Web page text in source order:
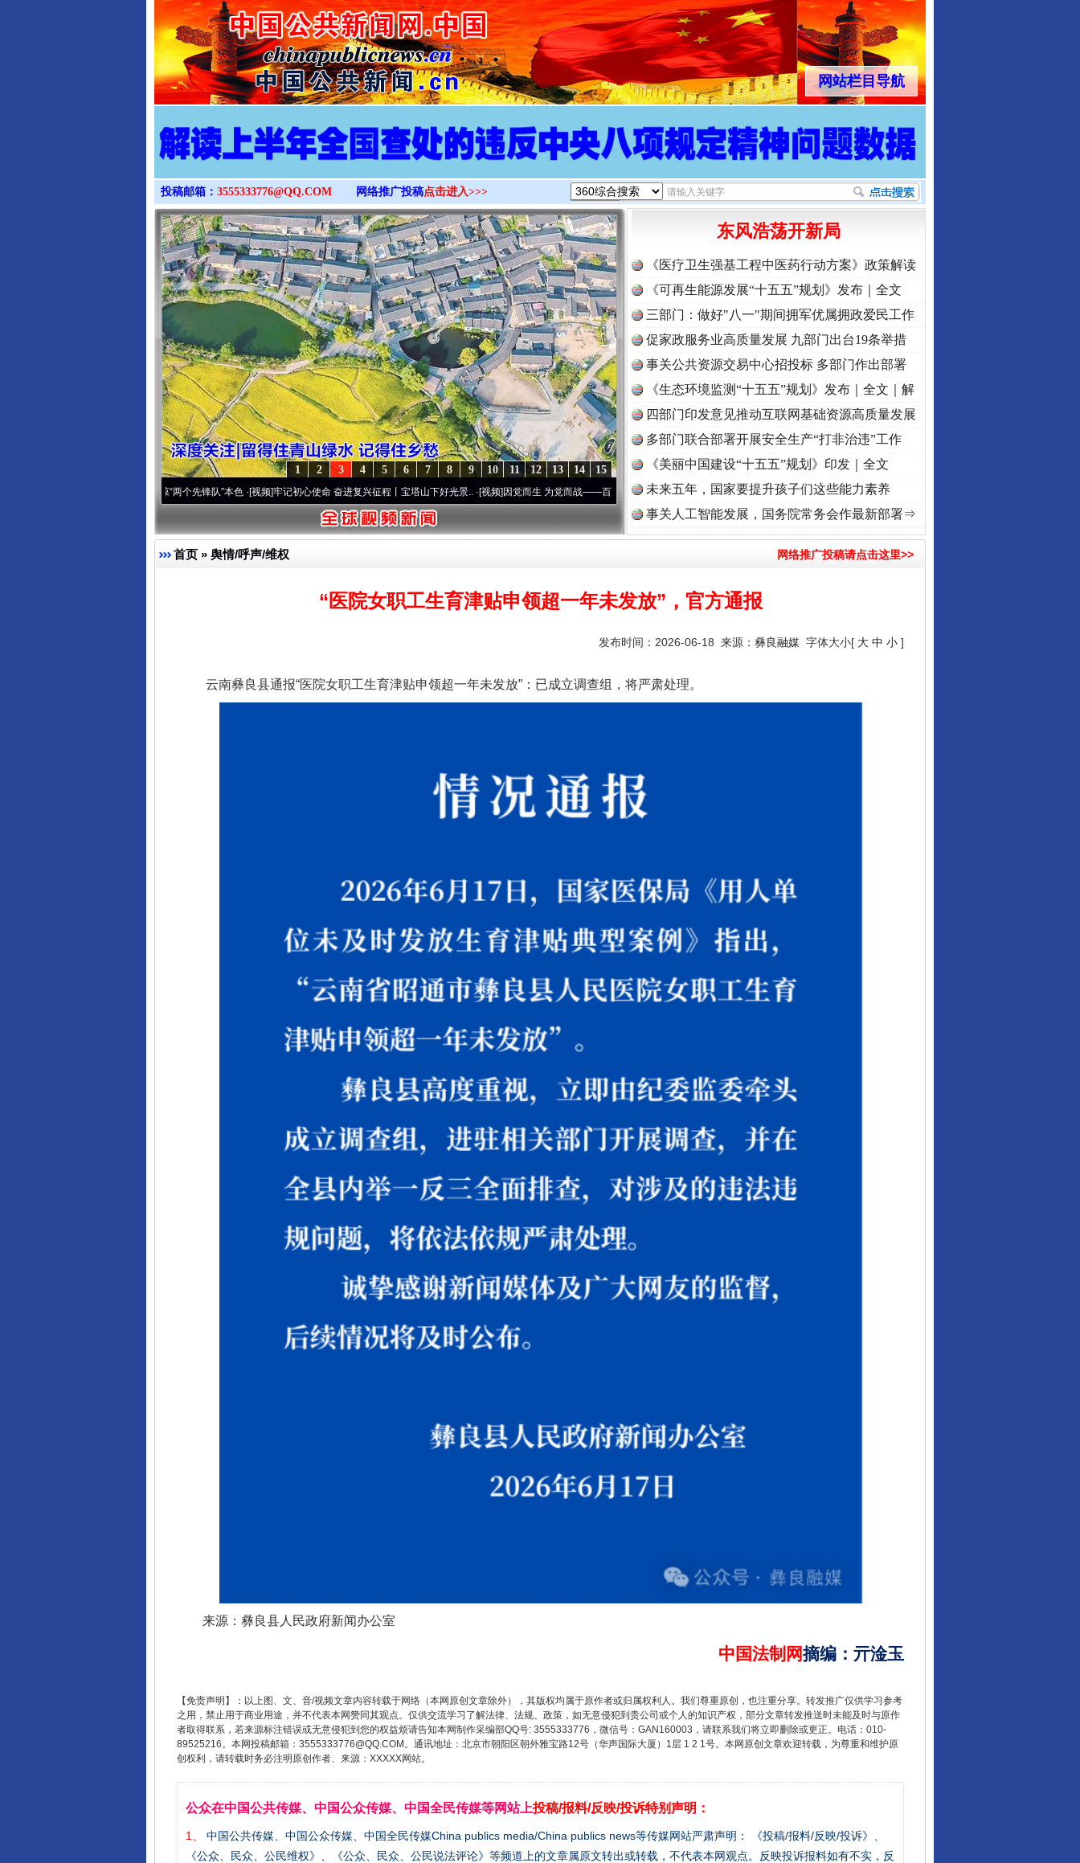
>
网站栏目导航
投稿邮箱： 3555333776@QQ.COM 网络推广投稿点击进入>>>
15
14
13
12
11
10
9
8
7
6
5
4
3
2
1
永葆“两个先锋队”本色·[视频]牢记初心使命 奋进复兴征程丨宝塔山下好光景..·[视频]因党而生 为党而战——百年“纪”事⑧加强纪律..·[视频]牢记初心使命 奋进复兴征程丨“转折之城”激荡..·[视频]
东风浩荡开新局
《医疗卫生强基工程中医药行动方案》政策解读
《可再生能源发展“十五五”规划》发布｜全文
三部门：做好"八一"期间拥军优属拥政爱民工作
促家政服务业高质量发展 九部门出台19条举措
事关公共资源交易中心招投标 多部门作出部署
《生态环境监测“十五五”规划》发布｜全文｜解
读
四部门印发意见推动互联网基础资源高质量发展
多部门联合部署开展安全生产“打非治违”工作
《美丽中国建设“十五五”规划》印发｜全文
未来五年，国家要提升孩子们这些能力素养
事关人工智能发展，国务院常务会作最新部署⇒
首页 » 舆情/呼声/维权 网络推广投稿请点击这里>>
“医院女职工生育津贴申领超一年未发放”，官方通报
发布时间：2026-06-18 来源： 彝良融媒 字体大小[ 大 中 小 ]
云南彝良县通报“医院女职工生育津贴申领超一年未发放”：已成立调查组，将严肃处理。
来源：彝良县人民政府新闻办公室
中国法制网摘编 ： 亓淦玉
【免责声明】：以上图、文、音/视频文章内容转载于网络（本网原创文章除外），其版权均属于原作者或归属权利人。我们尊重原创，也注重分享。转发推广仅供学习参考
之用，禁止用于商业用途，并不代表本网赞同其观点。仅供交流学习了解法律、法规、政策，如无意侵犯到贵公司或个人的知识产权，部分文章转发推送时未能及时与原作
者取得联系，若来源标注错误或无意侵犯到您的权益烦请告知本网制作采编部QQ号: 3555333776，微信号：GAN160003，请联系我们将立即删除或更正。电话：010-
89525216。本网投稿邮箱：3555333776@QQ.COM。通讯地址：北京市朝阳区朝外雅宝路12号（华声国际大厦）1层 1 2 1号。本网原创文章欢迎转载，为尊重和维护原
创权利，请转载时务必注明原创作者、来源：XXXXX网站。
公众在中国公共传媒、中国公众传媒、中国全民传媒等网站上投稿/报料/反映/投诉特别声明：
1、
中国公共传媒、中国公众传媒、中国全民传媒China publics media/China publics news等传媒网站严肃声明： 《投稿/报料/反映/投诉》、
《公众、民众、公民维权》、《公众、民众、公民说法评论》等频道上的文章属原文转出或转载，不代表本网观点。反映投诉报料如有不实，反